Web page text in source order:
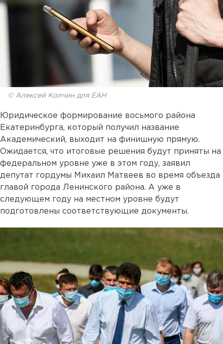
© Алексей Колчин для ЕАН
Юридическое формирование восьмого района
Екатеринбурга, который получил название
Академический, выходит на финишную прямую.
Ожидается, что итоговые решения будут приняты на
федеральном уровне уже в этом году, заявил
депутат гордумы Михаил Матвеев во время объезда
главой города Ленинского района. А уже в
следующем году на местном уровне будут
подготовлены соответствующие документы.